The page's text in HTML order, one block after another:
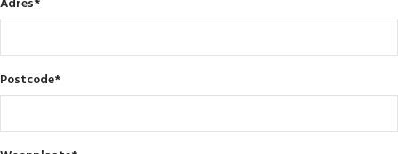
Postcode*